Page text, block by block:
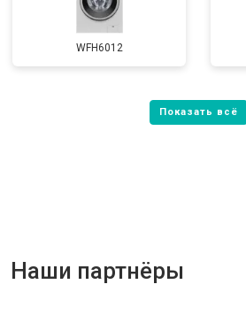
WFH6012
Наши партнёры